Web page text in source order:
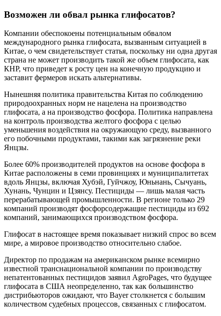
Возможен ли обвал рынка глифосатов?
Компании обеспокоены потенциальным обвалом
международного рынка глифосата, вызванным ситуацией в
Китае, о чем свидетельствует статья, поскольку ни одна другая
страна не может производить такой же объем глифосата, как
КНР, что приведет к росту цен на конечную продукцию и
заставит фермеров искать альтернативы.
Нынешняя политика правительства Китая по соблюдению
природоохранных норм не нацелена на производство
глифосата, а на производство фосфора. Политика направлена ​​
на контроль производства желтого фосфора с целью
уменьшения воздействия на окружающую среду, вызванного
его побочными продуктами, такими как загрязнение реки
Янцзы.
Более 60% производителей продуктов на основе фосфора в
Китае расположены в семи провинциях и муниципалитетах
вдоль Янцзы, включая Хубэй, Гуйчжоу, Юньнань, Сычуань,
Хунань, Чунцин и Цзянсу. Пестициды — лишь малая часть
перерабатывающей промышленности. В регионе только 29
компаний производят фосфорсодержащие пестициды из 692
компаний, занимающихся производством фосфора.
Глифосат в настоящее время показывает низкий спрос во всем
мире, а мировое производство относительно слабое.
Директор по продажам на американском рынке всемирно
известной транснациональной компании по производству
непатентованных пестицидов заявил AgroPages, что будущее
глифосата в США неопределенно, так как большинство
дистрибьюторов ожидают, что Bayer столкнется с большим
количеством судебных процессов, связанных с глифосатом.